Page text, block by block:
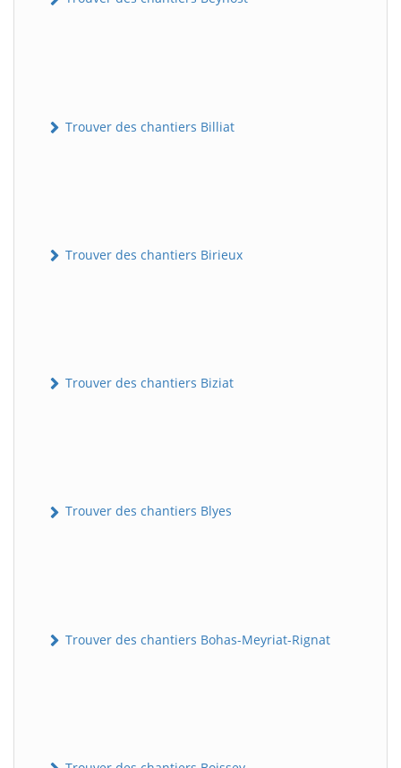
Trouver des chantiers Billiat
Trouver des chantiers Birieux
Trouver des chantiers Biziat
Trouver des chantiers Blyes
Trouver des chantiers Bohas-Meyriat-Rignat